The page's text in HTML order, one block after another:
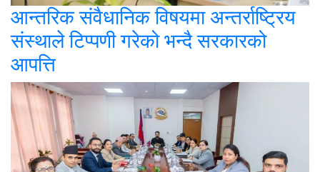
आन्तरिक संवैधानिक विषयमा अन्तर्राष्ट्रिय
संस्थाले टिप्पणी गरेको भन्दै सरकारको
आपत्ति